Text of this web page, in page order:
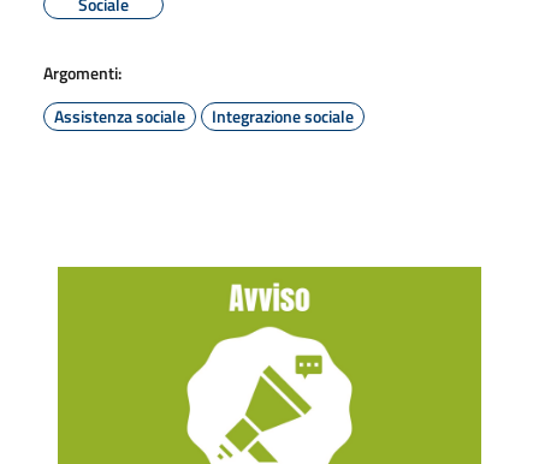
Argomenti:
Assistenza sociale
Integrazione sociale